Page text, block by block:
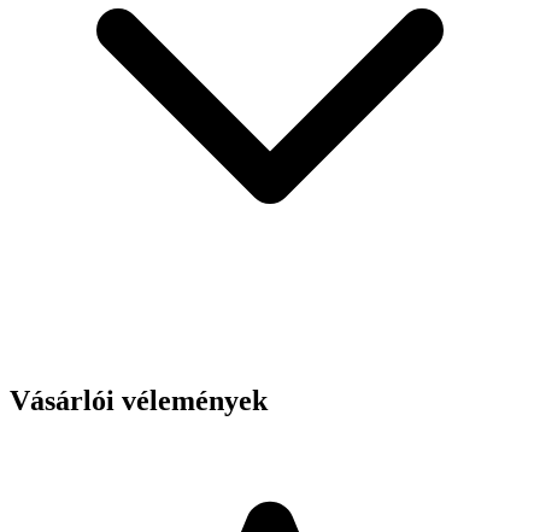
Vásárlói vélemények